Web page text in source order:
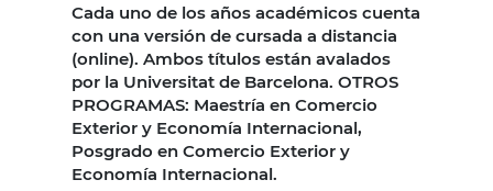
Cada uno de los años académicos cuenta
con una versión de cursada a distancia
(online). Ambos títulos están avalados
por la Universitat de Barcelona. OTROS
PROGRAMAS: Maestría en Comercio
Exterior y Economía Internacional,
Posgrado en Comercio Exterior y
Economía Internacional.